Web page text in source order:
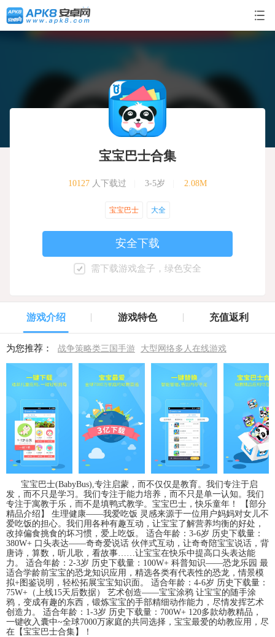
宝宝巴士合集
10127 人下载过 3-5岁 2.08M
宝宝巴士 大全
安全下载
需下载游戏盒子，绿色安全
游戏介绍 游戏特色 充值返利
为您推荐： 战争策略类三国手游 大型网络多人在线游戏
宝宝巴士(BabyBus),专注启蒙，而不仅仅是教育。我们专注于启
发，而不只是学习。我们专注于能力培养，而不只是单一认知。我们
专注于寓教于乐，而不是填鸭式教学。宝宝巴士，快乐童年！ 【部分
精品介绍】 生理健康——我爱吃饭 灵感来源于一位用户妈妈对女儿不
爱吃饭的担心。我们用各种有趣互动，让宝宝了解营养均衡的好处，
改掉偏食挑食的坏习惯，爱上吃饭。 适合年龄：3-6岁 历史下载量：
380W+ 口头表达——奇奇爱说话 伙伴式互动，让奇奇陪宝宝说话，背
唐诗，算数，听儿歌，看故事……让宝宝在快乐中提高口头表达能
力。 适合年龄：2-3岁 历史下载量：100W+ 科普知识——恐龙乐园 最
适合学龄前宝宝的恐龙知识应用，精选各类有代表性的恐龙，情景模
拟+图鉴说明，轻松拓展宝宝知识面。 适合年龄：4-6岁 历史下载量：
75W+（上线15天后数据） 艺术创造——宝宝涂鸦 让宝宝的随手涂
鸦，变成有趣的东西，锻炼宝宝的手部精细动作能力，尽情发挥艺术
创造力。 适合年龄：1-3岁 历史下载量：700W+ 120多款幼教精品，
一键收入囊中~全球7000万家庭的共同选择，宝宝最爱的幼教应用，尽
在【宝宝巴士合集】！